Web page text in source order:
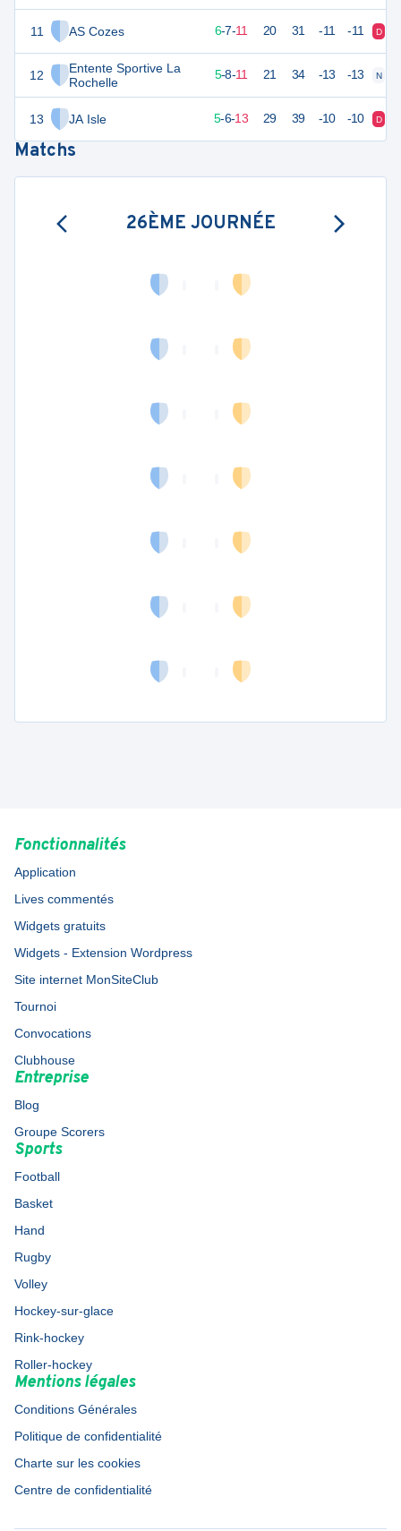
11 AS Cozes
12
Entente Sportive La
Rochelle
13 JA Isle
6-7-11 20 31 -11 -11 D
23 5-8-11 21 34 -13 -13 N
5-6-13 29 39 -10 -10 D
Matchs
26ÈME JOURNÉE
Fonctionnalités
Application
Lives commentés
Widgets gratuits
Widgets - Extension Wordpress
Site internet MonSiteClub
Tournoi
Convocations
Clubhouse
Entreprise
Blog
Groupe Scorers
Sports
Football
Basket
Hand
Rugby
Volley
Hockey-sur-glace
Rink-hockey
Roller-hockey
Mentions légales
Conditions Générales
Politique de confidentialité
Charte sur les cookies
Centre de confidentialité